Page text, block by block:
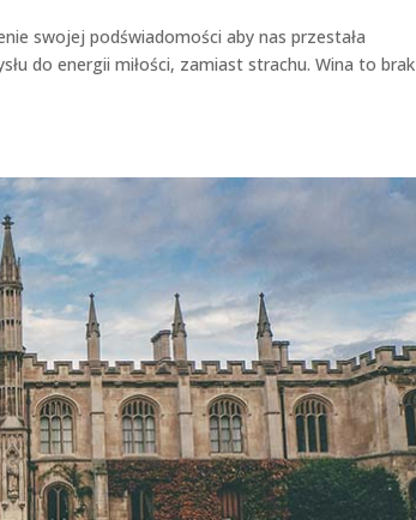
swojej podświadomości aby nas przestała
do energii miłości, zamiast strachu. Wina to brak